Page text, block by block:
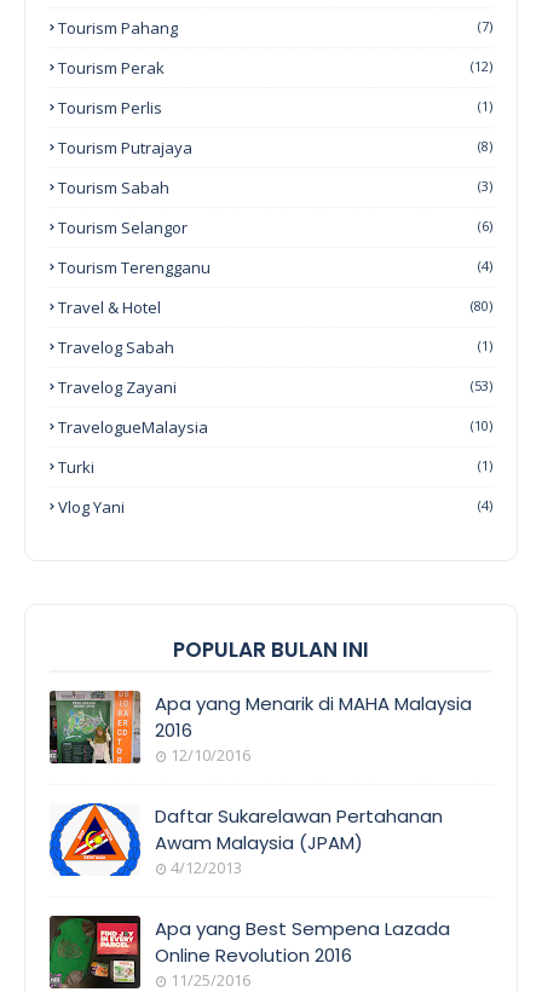
Tourism Pahang (7)
Tourism Perak (12)
Tourism Perlis (1)
Tourism Putrajaya (8)
Tourism Sabah (3)
Tourism Selangor (6)
Tourism Terengganu (4)
Travel & Hotel (80)
Travelog Sabah (1)
Travelog Zayani (53)
TravelogueMalaysia (10)
Turki (1)
Vlog Yani (4)
POPULAR BULAN INI
COVERAGE
Apa yang Menarik di MAHA Malaysia
2016
12/10/2016
AWAM
Daftar Sukarelawan Pertahanan
Awam Malaysia (JPAM)
4/12/2013
Apa yang Best Sempena Lazada
Online Revolution 2016
11/25/2016